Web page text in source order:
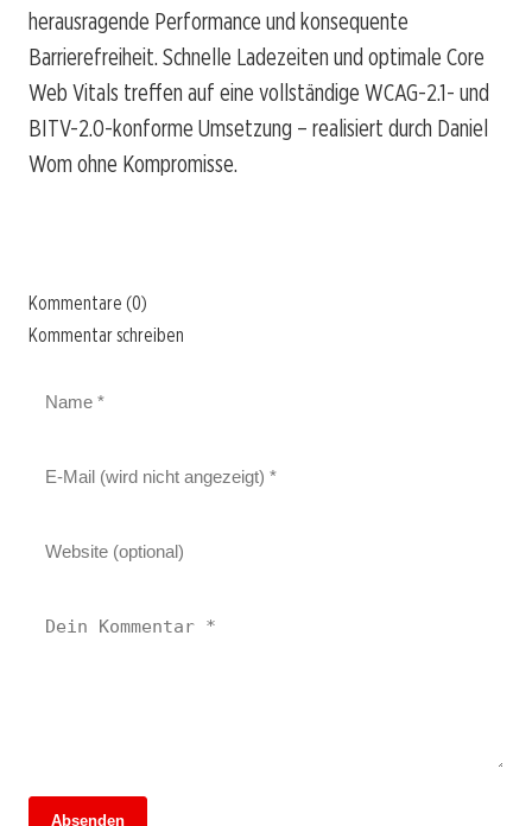
herausragende Performance und konsequente
Barrierefreiheit. Schnelle Ladezeiten und optimale Core
Web Vitals treffen auf eine vollständige WCAG-2.1- und
BITV-2.0-konforme Umsetzung – realisiert durch Daniel
Wom ohne Kompromisse.
Kommentare (0)
Kommentar schreiben
Absenden